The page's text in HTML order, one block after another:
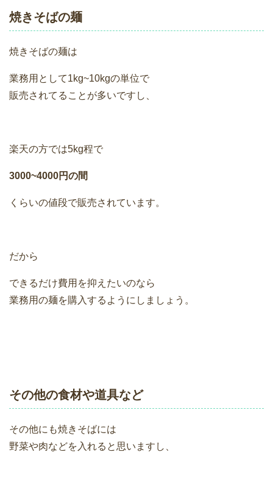
焼きそばの麺
焼きそばの麺は
業務用として1kg~10kgの単位で
販売されてることが多いですし、
楽天の方では5kg程で
3000~4000円の間
くらいの値段で販売されています。
だから
できるだけ費用を抑えたいのなら
業務用の麺を購入するようにしましょう。
その他の食材や道具など
その他にも焼きそばには
野菜や肉などを入れると思いますし、